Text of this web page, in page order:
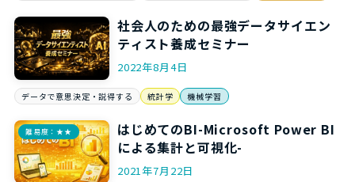
社会人のための最強データサイエン
ティスト養成セミナー
2022年8月4日
データで意思決定・説得する 統計学 機械学習
難易度：★★
はじめてのBI-Microsoft Power BI
による集計と可視化-
2021年7月22日